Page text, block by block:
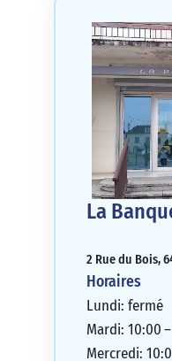
La
2 Rue du Bois,
Horaires
Lundi: fermé
Mardi: 10:00
Mercredi: